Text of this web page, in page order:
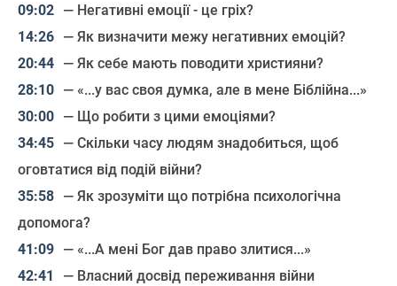
— Негативні емоції - це гріх?
— Як визначити межу негативних емоцій?
— Як себе мають поводити християни?
— «...у вас своя думка, але в мене Біблійна...»
— Що робити з цими емоціями?
— Скільки часу людям знадобиться, щоб
оговтатися від подій війни?
— Як зрозуміти що потрібна психологічна
допомога?
— «...А мені Бог дав право злитися...»
— Власний досвід переживання війни